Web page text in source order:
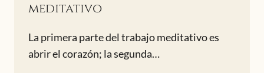
meditativo
La primera parte del trabajo meditativo es
abrir el corazón; la segunda…